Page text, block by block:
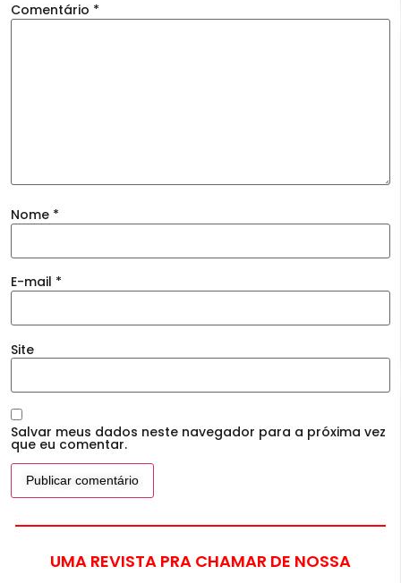
Comentário *
Nome *
E-mail *
Site
Salvar meus dados neste navegador para a próxima vez
que eu comentar.
UMA REVISTA PRA CHAMAR DE NOSSA